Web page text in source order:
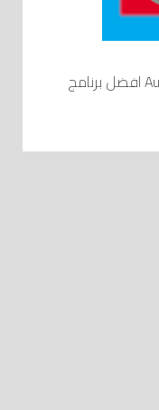
تحميل تطبيق Automatic Call Recorder افضل برنامج